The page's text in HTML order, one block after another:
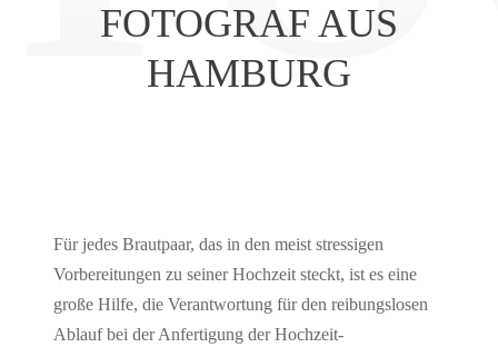
FOTOGRAF AUS
HAMBURG
Für jedes Brautpaar, das in den meist stressigen
Vorbereitungen zu seiner Hochzeit steckt, ist es eine
große Hilfe, die Verantwortung für den reibungslosen
Ablauf bei der Anfertigung der Hochzeit-